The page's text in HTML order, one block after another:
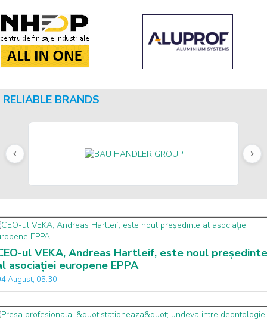
RELIABLE BRANDS
ul VEKA, Andreas Hartleif, este noul președinte
asociației europene EPPA
August, 05:30